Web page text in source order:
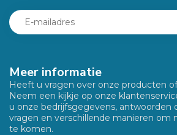
Meer informatie
Heeft u vragen over onze producten
Neem een kijkje op onze
u onze bedrijfsgegevens, antwoorden
vragen en verschillende manieren om
te komen.